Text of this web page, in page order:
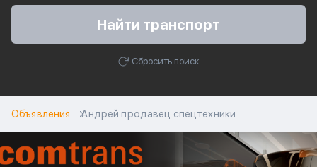
Найти транспорт
Сбросить поиск
Объявления Андрей продавец спецтехники